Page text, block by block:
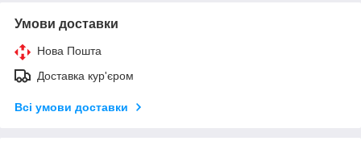
Умови доставки
Нова Пошта
Доставка кур'єром
Всі умови доставки